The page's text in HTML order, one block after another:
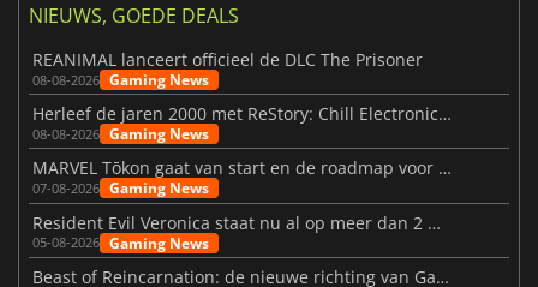
NIEUWS, GOEDE DEALS
REANIMAL lanceert officieel de DLC The Prisoner
08-08-2026 Gaming News
Herleef de jaren 2000 met ReStory: Chill Electronics Repairs
08-08-2026 Gaming News
MARVEL Tōkon gaat van start en de roadmap voor jaar 1 is bekendgemaakt
07-08-2026 Gaming News
Resident Evil Veronica staat nu al op meer dan 2 miljoen verlanglijstjes
05-08-2026 Gaming News
Beast of Reincarnation: de nieuwe richting van Game Freak